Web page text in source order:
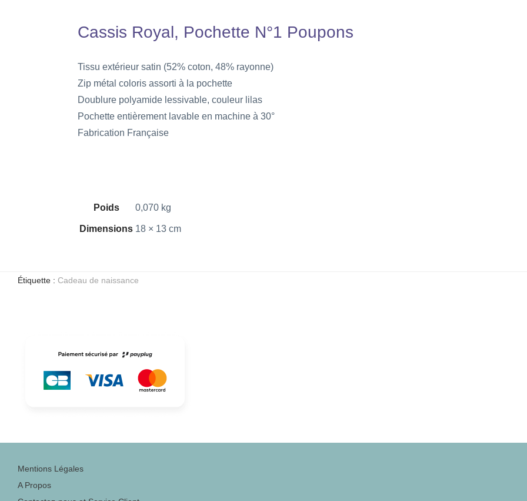
Cassis Royal, Pochette N°1 Poupons
Tissu extérieur satin (52% coton, 48% rayonne)
Zip métal coloris assorti à la pochette
Doublure polyamide lessivable, couleur lilas
Pochette entièrement lavable en machine à 30°
Fabrication Française
Poids 0,070 kg
Dimensions 18 × 13 cm
Étiquette : Cadeau de naissance
Mentions Légales
A Propos